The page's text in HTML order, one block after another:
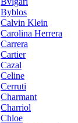
Byblos
Calvin Klein
Carolina Herrera
Carrera
Cartier
Cazal
Celine
Cerruti
Charmant
Charriol
Chloe